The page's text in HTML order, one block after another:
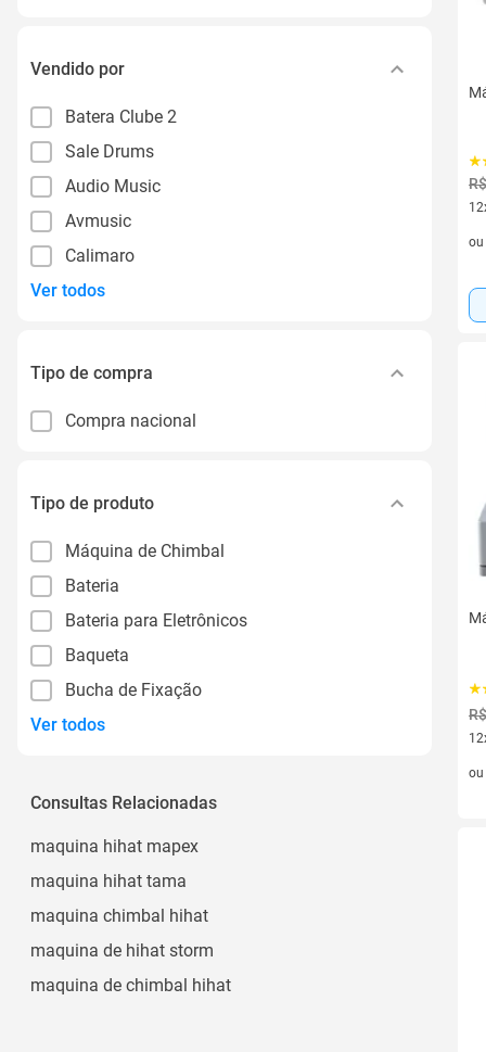
Vendido por
Batera Clube 2
Sale Drums
Audio Music
Avmusic
Calimaro
Ver todos
Tipo de compra
Compra nacional
Tipo de produto
Máquina de Chimbal
Bateria
Bateria para Eletrônicos
Baqueta
Bucha de Fixação
Ver todos
Consultas Relacionadas
maquina hihat mapex
maquina hihat tama
maquina chimbal hihat
maquina de hihat storm
maquina de chimbal hihat
ou
ou